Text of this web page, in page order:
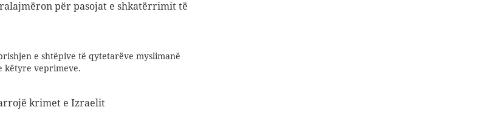
për pasojat e shkatërrimit të
e shtëpive të qytetarëve myslimanë
këtyre veprimeve.
krimet e Izraelit